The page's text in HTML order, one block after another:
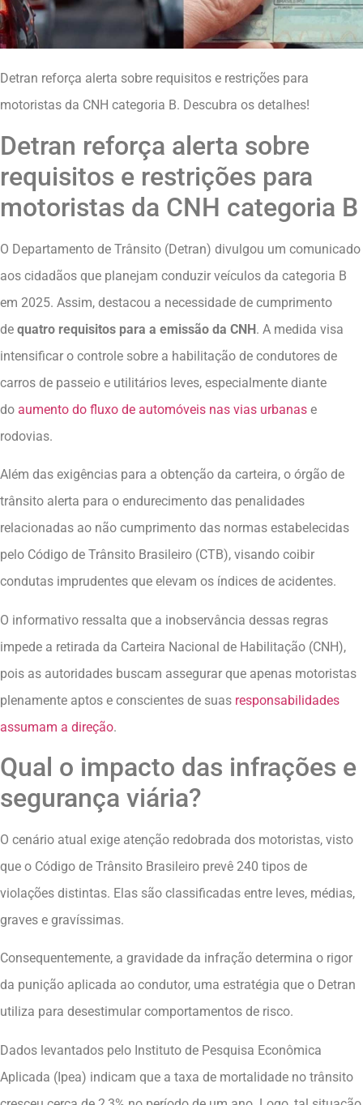
Detran reforça alerta sobre requisitos e restrições para
motoristas da CNH categoria B. Descubra os detalhes!
Detran reforça alerta sobre
requisitos e restrições para
motoristas da CNH categoria B
O Departamento de Trânsito (Detran) divulgou um comunicado
aos cidadãos que planejam conduzir veículos da categoria B
em 2025. Assim, destacou a necessidade de cumprimento
de quatro requisitos para a emissão da CNH. A medida visa
intensificar o controle sobre a habilitação de condutores de
carros de passeio e utilitários leves, especialmente diante
do aumento do fluxo de automóveis nas vias urbanas e
rodovias.
Além das exigências para a obtenção da carteira, o órgão de
trânsito alerta para o endurecimento das penalidades
relacionadas ao não cumprimento das normas estabelecidas
pelo Código de Trânsito Brasileiro (CTB), visando coibir
condutas imprudentes que elevam os índices de acidentes.
O informativo ressalta que a inobservância dessas regras
impede a retirada da Carteira Nacional de Habilitação (CNH),
pois as autoridades buscam assegurar que apenas motoristas
plenamente aptos e conscientes de suas responsabilidades
assumam a direção.
Qual o impacto das infrações e
segurança viária?
O cenário atual exige atenção redobrada dos motoristas, visto
que o Código de Trânsito Brasileiro prevê 240 tipos de
violações distintas. Elas são classificadas entre leves, médias,
graves e gravíssimas.
Consequentemente, a gravidade da infração determina o rigor
da punição aplicada ao condutor, uma estratégia que o Detran
utiliza para desestimular comportamentos de risco.
Dados levantados pelo Instituto de Pesquisa Econômica
Aplicada (Ipea) indicam que a taxa de mortalidade no trânsito